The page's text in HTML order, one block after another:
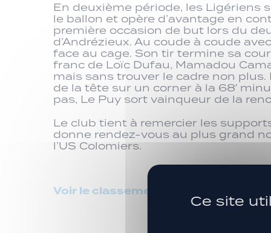
En deuxième période, les Ligériens
le ballon et opère d’avantage en
première occasion de but lors du
d’Andrézieux. Au coude à coude
face au cage. Son tir termine sa
franc de Loïc Dufau, Mamadou
mais sans trouver le cadre non
de la tête sur un corner à la 68′
pas, Le Puy sort vainqueur de la
Le club tient à remercier les
donne rendez-vous au plus grand
l’US Colomiers.
Voir le classement
Ce site